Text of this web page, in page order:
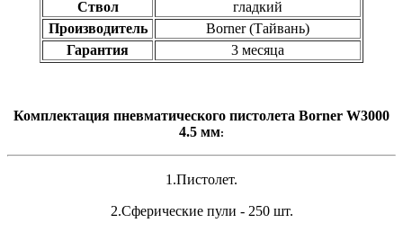
Ствол
гладкий
Производитель
Borner (Тайвань)
Гарантия
3 месяца
Комплектация пневматического пистолета Borner W3000
4.5 мм:
1.Пистолет.
2.Сферические пули - 250 шт.